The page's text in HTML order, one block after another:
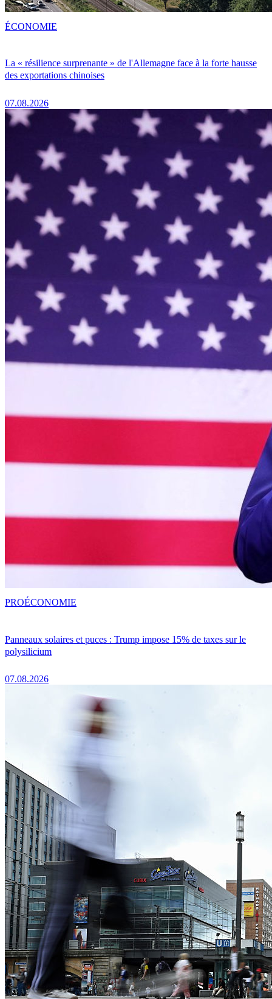
La « résilience surprenante » de l'Allemagne face à la forte hausse
des exportations chinoises
07.08.2026
ÉCONOMIE
Panneaux solaires et puces : Trump impose 15% de taxes sur le
polysilicium
07.08.2026
PROÉCONOMIE